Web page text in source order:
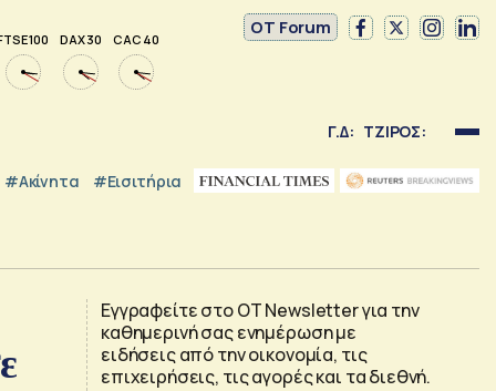
100 DAX 30 CAC 40
OT Forum
Γ.Δ: ΤΖΙΡΟΣ:
#Ακίνητα #εισιτήρια
Εγγραφείτε στο OT Newsletter για την
καθημερινή σας ενημέρωση με
ειδήσεις από την οικονομία, τις
επιχειρήσεις, τις αγορές και τα διεθνή.